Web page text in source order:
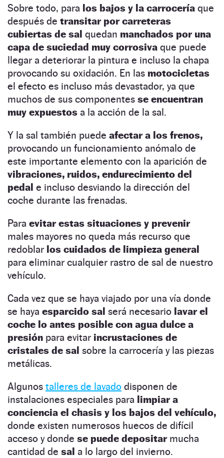
Sobre todo, para los bajos y la carrocería que
después de transitar por carreteras
cubiertas de sal quedan manchados por una
capa de suciedad muy corrosiva que puede
llegar a deteriorar la pintura e incluso la chapa
provocando su oxidación. En las motocicletas
el efecto es incluso más devastador, ya que
muchos de sus componentes se encuentran
muy expuestos a la acción de la sal.
Y la sal también puede afectar a los frenos,
provocando un funcionamiento anómalo de
este importante elemento con la aparición de
vibraciones, ruidos, endurecimiento del
pedal e incluso desviando la dirección del
coche durante las frenadas.
Para evitar estas situaciones y prevenir
males mayores no queda más recurso que
redoblar los cuidados de limpieza general
para eliminar cualquier rastro de sal de nuestro
vehículo.
Cada vez que se haya viajado por una vía donde
se haya esparcido sal será necesario lavar el
coche lo antes posible con agua dulce a
presión para evitar incrustaciones de
cristales de sal sobre la carrocería y las piezas
metálicas.
Algunos talleres de lavado disponen de
instalaciones especiales para limpiar a
conciencia el chasis y los bajos del vehículo,
donde existen numerosos huecos de difícil
acceso y donde se puede depositarmucha
cantidad de sal a lo largo del invierno.